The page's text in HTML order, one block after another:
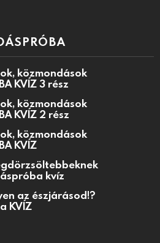
közmondások
KVÍZ 3 rész
közmondások
KVÍZ 2 rész
közmondások
KVÍZ
kvíz
az észjárásod!?
KVÍZ